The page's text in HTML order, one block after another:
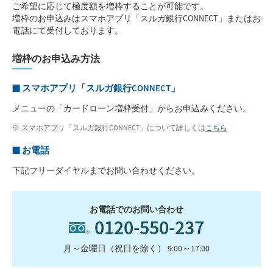
ご希望に応じて極度額を増枠することが可能です。
増枠のお申込みはスマホアプリ「スルガ銀行CONNECT」またはお
電話にて受付しております。
増枠のお申込み方法
■ スマホアプリ「スルガ銀行CONNECT」
メニューの「カードローン増枠受付」からお申込みください。
スマホアプリ「スルガ銀行CONNECT」について詳しくはこちら
■ お電話
下記フリーダイヤルまでお問い合わせください。
お電話でのお問い合わせ
0120-550-237
月～金曜日（祝日を除く） 9:00～17:00